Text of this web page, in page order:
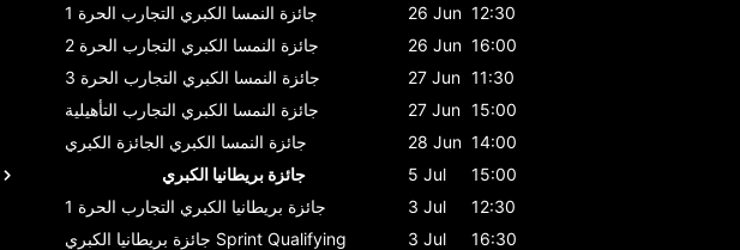
جائزة النمسا الكبري التجارب الحرة 1 26 Jun 12:30
جائزة النمسا الكبري التجارب الحرة 2 26 Jun 16:00
جائزة النمسا الكبري التجارب الحرة 3 27 Jun 11:30
جائزة النمسا الكبري التجارب التأهيلية 27 Jun 15:00
جائزة النمسا الكبري الجائزة الكبري 28 Jun 14:00
جائزة بريطانيا الكبري
5 Jul
15:00
جائزة بريطانيا الكبري التجارب الحرة 1 3 Jul
12:30
جائزة بريطانيا الكبري Sprint Qualifying 3 Jul
16:30